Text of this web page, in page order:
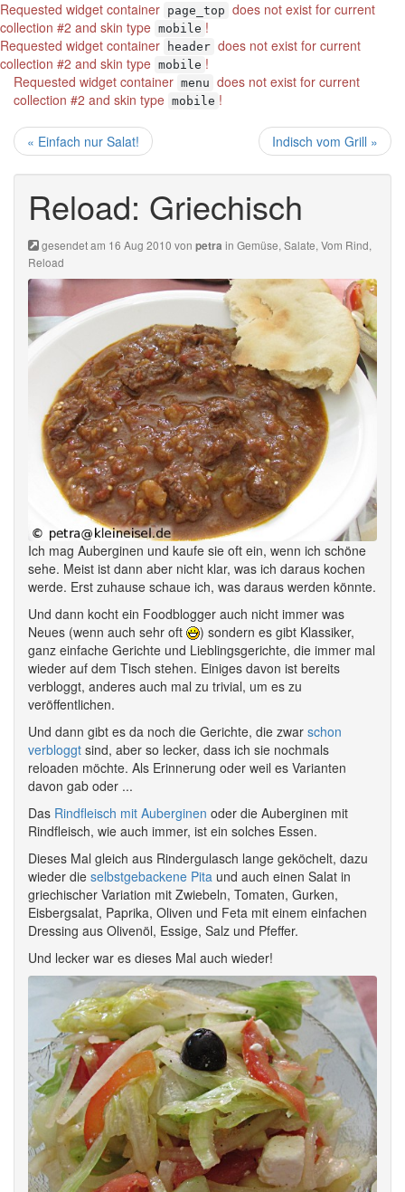
Requested widget container page_top does not exist for current
collection #2 and skin type mobile !
Requested widget container
header does not exist for current
collection #2 and skin type mobile !
Requested widget container menu does not exist for current
collection #2 and skin type mobile !
« Einfach nur Salat! Indisch vom Grill »
Reload: Griechisch
gesendet am 16 Aug 2010 von petra in Gemüse, Salate, Vom Rind,
Reload
Ich mag Auberginen und kaufe sie oft ein, wenn ich schöne
sehe. Meist ist dann aber nicht klar, was ich daraus kochen
werde. Erst zuhause schaue ich, was daraus werden könnte.
Und dann kocht ein Foodblogger auch nicht immer was
Neues (wenn auch sehr oft
) sondern es gibt Klassiker,
ganz einfache Gerichte und Lieblingsgerichte, die immer mal
wieder auf dem Tisch stehen. Einiges davon ist bereits
verbloggt, anderes auch mal zu trivial, um es zu
veröffentlichen.
Und dann gibt es da noch die Gerichte, die zwar schon
verbloggt sind, aber so lecker, dass ich sie nochmals
reloaden möchte. Als Erinnerung oder weil es Varianten
davon gab oder ...
Das Rindfleisch mit Auberginen oder die Auberginen mit
Rindfleisch, wie auch immer, ist ein solches Essen.
Dieses Mal gleich aus Rindergulasch lange geköchelt, dazu
wieder die selbstgebackene Pita und auch einen Salat in
griechischer Variation mit Zwiebeln, Tomaten, Gurken,
Eisbergsalat, Paprika, Oliven und Feta mit einem einfachen
Dressing aus Olivenöl, Essige, Salz und Pfeffer.
Und lecker war es dieses Mal auch wieder!